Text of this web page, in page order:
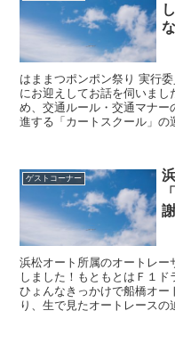
はままつポンポン祭り 実行
にお迎えしてお話を伺いま
め、交通ルール・交通マナー
進する「カートスクール」の
ゲストコーナー
浜松オート所属のオートレー
しました！もともとはＦ１ド
ひょんなきっかけで船橋オー
り、生で見たオートレース